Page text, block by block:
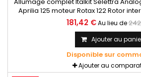
Aprilia 125 moteur Rotax 122 Rotor
courbe fixe.
181,42 € Au lieu de
Ajouter au
Disponible sur
Ajouter au